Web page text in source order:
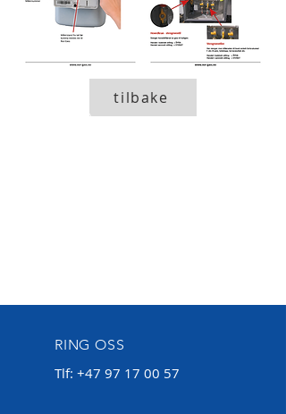
tilbake
RING OSS
Tlf: +47 97 17 00 57